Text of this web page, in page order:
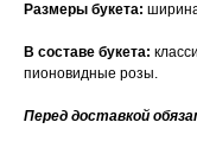
Размеры букета:
В составе букета:
пионовидные розы.
Перед доставкой